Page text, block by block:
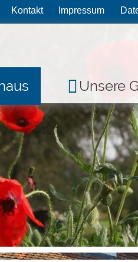
Kontakt Impressum
Unsere